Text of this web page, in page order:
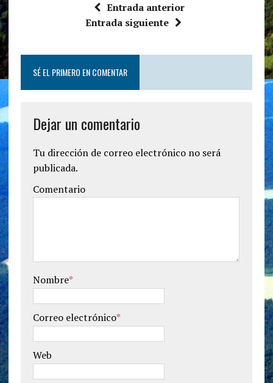
Entrada anterior
Entrada siguiente
SÉ EL PRIMERO EN COMENTAR
Dejar un comentario
Tu dirección de correo electrónico no será
publicada.
Comentario
Nombre*
Correo electrónico*
Web